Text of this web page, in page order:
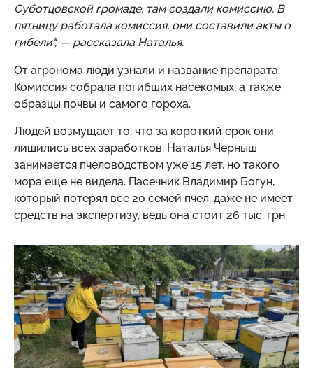
Суботцовской громаде, там создали комиссию. В
пятницу работала комиссия, они составили акты о
гибели", — рассказала Наталья.
От агронома люди узнали и название препарата.
Комиссия собрала погибших насекомых, а также
образцы почвы и самого гороха.
Людей возмущает то, что за короткий срок они
лишились всех заработков. Наталья Черныш
занимается пчеловодством уже 15 лет, но такого
мора еще не видела. Пасечник Владимир Богун,
который потерял все 20 семей пчел, даже не имеет
средств на экспертизу, ведь она стоит 26 тыс. грн.